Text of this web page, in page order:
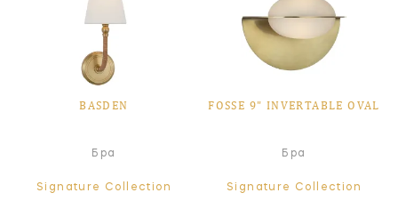
BASDEN
Бра
Signature Collection
FOSSE 9" INVERTABLE OVAL
Бра
Signature Collection